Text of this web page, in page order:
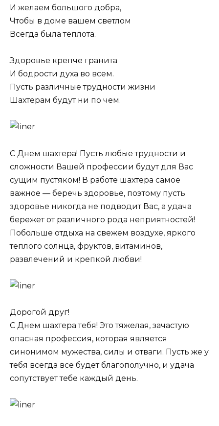
И желаем большого добра,
Чтобы в доме вашем светлом
Всегда была теплота.
Здоровье крепче гранита
И бодрости духа во всем.
Пусть различные трудности жизни
Шахтерам будут ни по чем.
С Днем шахтера! Пусть любые трудности и
сложности Вашей профессии будут для Вас
сущим пустяком! В работе шахтера самое
важное — беречь здоровье, поэтому пусть
здоровье никогда не подводит Вас, а удача
бережет от различного рода неприятностей!
Побольше отдыха на свежем воздухе, яркого
теплого солнца, фруктов, витаминов,
развлечений и крепкой любви!
Дорогой друг!
С Днем шахтера тебя! Это тяжелая, зачастую
опасная профессия, которая является
синонимом мужества, силы и отваги. Пусть же у
тебя всегда все будет благополучно, и удача
сопутствует тебе каждый день.